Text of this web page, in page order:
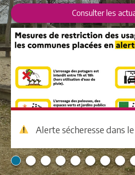
Consulter les
Alerte sécheresse dans